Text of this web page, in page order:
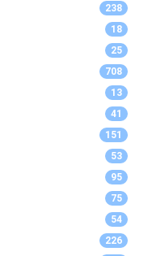
238
18
25
708
13
41
151
53
95
75
54
226